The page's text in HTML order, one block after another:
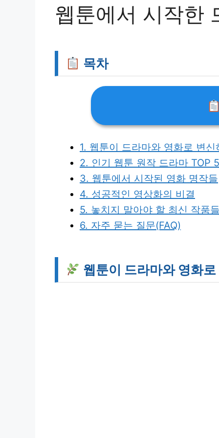
웹툰에서 시작한
목차
1. 웹툰이 드라마와 영화로 변신
2. 인기 웹툰 원작 드라마 TOP 5
3. 웹툰에서 시작된 영화 명작들
4. 성공적인 영상화의 비결
5. 놓치지 말아야 할 최신 작품들
6. 자주 묻는 질문(FAQ)
웹툰이 드라마와 영화